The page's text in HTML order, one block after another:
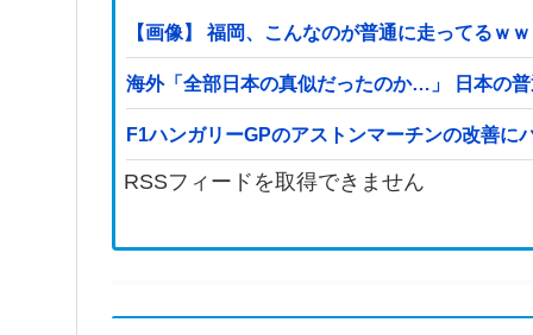
【画像】 福岡、こんなのが普通に走ってるｗ
海外「全部日本の真似だったのか…」 日本の
F1ハンガリーGPのアストンマーチンの改善
RSSフィードを取得できません